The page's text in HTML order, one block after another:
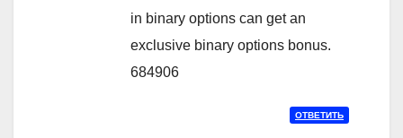
in binary options can get an
exclusive binary options bonus.
684906
ОТВЕТИТЬ